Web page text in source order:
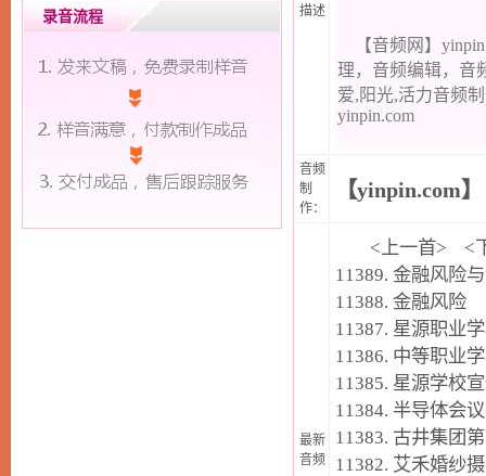
录音流程
描述
音频
制
作：
【yinpin.com】
最新
音频
<上一首> <
11389. 金融风险
11388. 金融风险
11387. 星源职业
11386. 中等职业
11385. 星源学校
11384. 半导体会
11383. 古井集团
11382. 艾禾婚纱